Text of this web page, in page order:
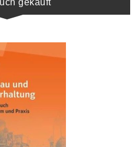
gekauft